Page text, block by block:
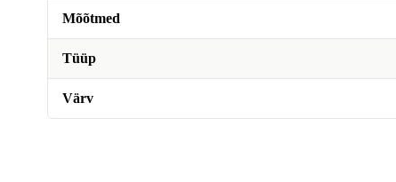
Mõõtmed
Tüüp
Värv